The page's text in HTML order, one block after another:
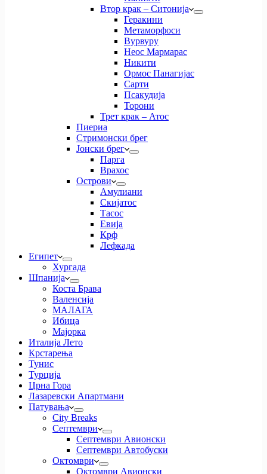
Втор крак – Ситонија
Геракини
Метаморфоси
Вурвуру
Неос Мармарас
Никити
Ормос Панагијас
Сарти
Псакудија
Торони
Трет крак – Атос
Пиериа
Стримонски брег
Јонски брег
Парга
Врахос
Острови
Амулиани
Скијатос
Тасос
Евија
Крф
Лефкада
Египет
Хургада
Шпанија
Коста Брава
Валенсија
МАЛАГА
Ибица
Мајорка
Италија Лето
Крстарења
Тунис
Турција
Црна Гора
Лазаревски Апартмани
Патувања
City Breaks
Септември
Септември Авионски
Септември Автобуски
Октомври
Октомври Авионски